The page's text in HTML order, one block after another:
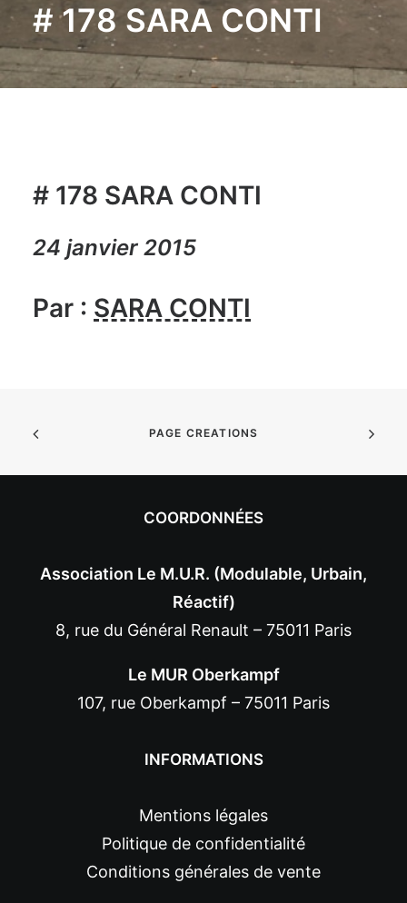
# 178 SARA CONTI
# 178 SARA CONTI
24 janvier 2015
Par : SARA CONTI
PAGE CREATIONS
COORDONNÉES
Association Le M.U.R. (Modulable, Urbain,
Réactif)
8, rue du Général Renault – 75011 Paris
Le MUR Oberkampf
107, rue Oberkampf – 75011 Paris
INFORMATIONS
Mentions légales
Politique de confidentialité
Conditions générales de vente